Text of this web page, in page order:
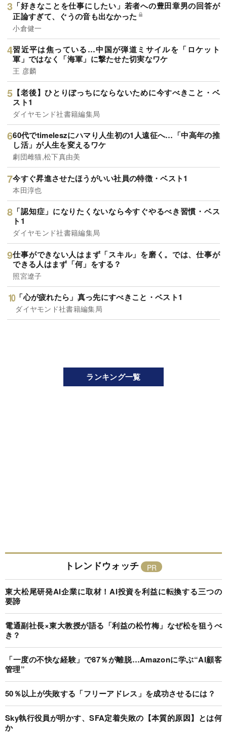
「好きなことを仕事にしたい」若者への豊田章男の回答が
正論すぎて、ぐうの音も出なかった
小倉健一
習近平は焦っている…中国が弾道ミサイルを「ロケット
軍」ではなく「海軍」に撃たせた切実なワケ
王 彦麟
【老後】ひとりぼっちにならないために今すべきこと・ベ
スト1
ダイヤモンド社書籍編集局
60代でtimeleszにハマり人生初の1人遠征へ…「中高年の推
し活」が人生を変えるワケ
劇団雌猫,松下真由美
今すぐ昇進させたほうがいい社員の特徴・ベスト1
本田淳也
「認知症」になりたくないなら今すぐやるべき習慣・ベス
ト1
ダイヤモンド社書籍編集局
仕事ができない人はまず「スキル」を磨く。では、仕事が
できる人はまず「何」をする？
照宮遼子
「心が疲れたら」真っ先にすべきこと・ベスト1
ダイヤモンド社書籍編集局
ランキング一覧
トレンドウォッチ
東大松尾研発AI企業に取材！AI投資を利益に転換する三つの
要諦
電通副社長×東大教授が語る「利益の松竹梅」なぜ松を狙うべ
き？
「一度の不快な経験」で87％が離脱…Amazonに学ぶ“AI顧客
管理”
50％以上が失敗する「フリーアドレス」を成功させるには？
Sky執行役員が明かす、SFA定着失敗の【本質的原因】とは何
か